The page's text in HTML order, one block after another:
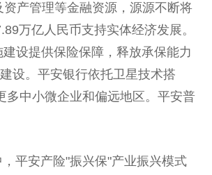
资产管理等金融资源，源源不断将
万亿人民币支持实体经济发展。
设提供保险保障，释放承保能力
设。 平安银行依托卫星技术搭
多中小微企业和偏远地区。 平安普
平安产险"振兴保"产业振兴模式